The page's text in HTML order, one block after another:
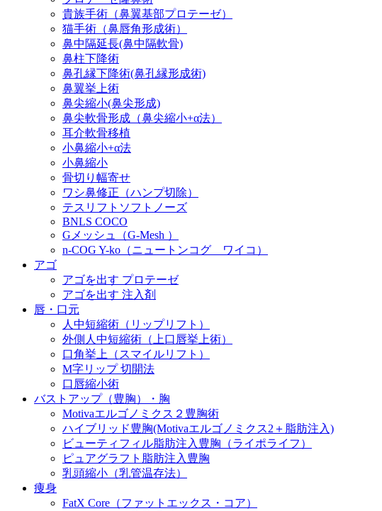
貴族手術（鼻翼基部プロテーゼ）
猫手術（鼻唇角形成術）
鼻中隔延長(鼻中隔軟骨)
鼻柱下降術
鼻孔縁下降術(鼻孔縁形成術)
鼻翼挙上術
鼻尖縮小(鼻尖形成)
鼻尖軟骨形成（鼻尖縮小+α法）
耳介軟骨移植
小鼻縮小+α法
小鼻縮小
骨切り幅寄せ
ワシ鼻修正（ハンプ切除）
テスリフトソフトノーズ
BNLS COCO
Gメッシュ（G-Mesh ）
n-COG Y-ko（ニュートンコグ ワイコ）
アゴ
アゴを出す プロテーゼ
アゴを出す 注入剤
唇・口元
人中短縮術（リップリフト）
外側人中短縮術（上口唇挙上術）
口角挙上（スマイルリフト）
M字リップ 切開法
口唇縮小術
バストアップ（豊胸）・胸
Motivaエルゴノミクス２豊胸術
ハイブリッド豊胸(Motivaエルゴノミクス2＋脂肪注入)
ビューティフィル脂肪注入豊胸（ライポライフ）
ピュアグラフト脂肪注入豊胸
乳頭縮小（乳管温存法）
痩身
FatX Core（ファットエックス・コア）